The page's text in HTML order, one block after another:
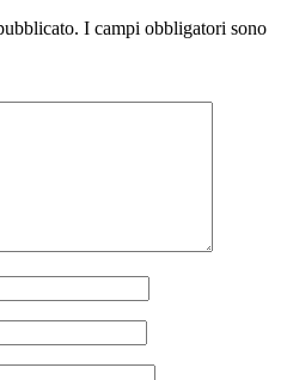
I campi obbligatori sono